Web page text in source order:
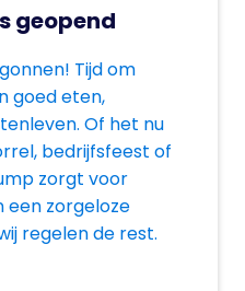
geopend
Tijd om
goed eten,
Of het nu
bedrijfsfeest of
zorgt voor
een zorgeloze
regelen de rest.